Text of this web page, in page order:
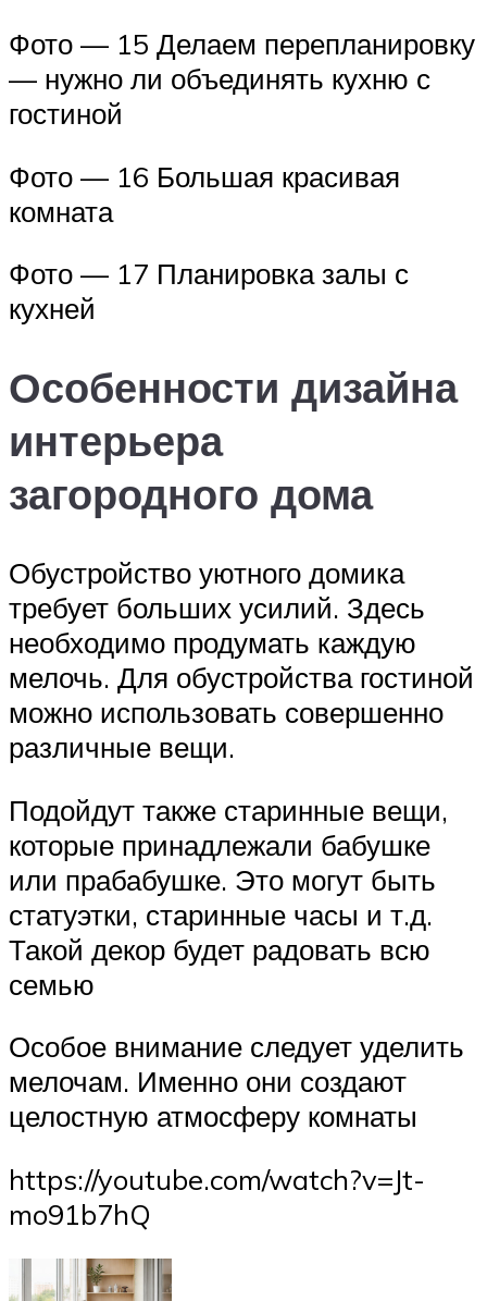
Фото — 15 Делаем перепланировку
— нужно ли объединять кухню с
гостиной
Фото — 16 Большая красивая
комната
Фото — 17 Планировка залы с
кухней
Особенности дизайна
интерьера
загородного дома
Обустройство уютного домика
требует больших усилий. Здесь
необходимо продумать каждую
мелочь. Для обустройства гостиной
можно использовать совершенно
различные вещи.
Подойдут также старинные вещи,
которые принадлежали бабушке
или прабабушке. Это могут быть
статуэтки, старинные часы и т.д.
Такой декор будет радовать всю
семью
Особое внимание следует уделить
мелочам. Именно они создают
целостную атмосферу комнаты
https://youtube.com/watch?v=Jt-
mo91b7hQ